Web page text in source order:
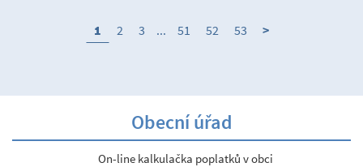
1 2 3 ... 51 52 53 >
Obecní úřad
On-line kalkulačka poplatků v obci